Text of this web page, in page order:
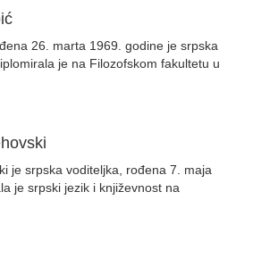
26. marta 1969. godine je srpska
je na Filozofskom fakultetu u
je srpska voditeljka, rođena 7. maja
je srpski jezik i književnost na